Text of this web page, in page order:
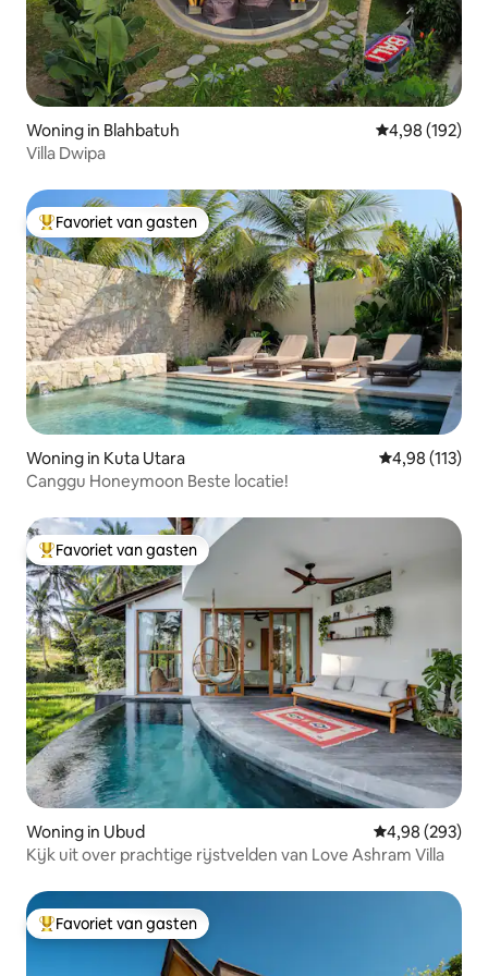
Woning in Blahbatuh Gemiddelde
4,98 (192)
Villa Dwipa
Topfavoriet van gasten
Favoriet van gasten
Woning in Kuta Utara Gemiddelde
4,98 (113)
Canggu Honeymoon Beste locatie!
Topfavoriet van gasten
Favoriet van gasten
Woning in Ubud Gemiddelde
4,98 (293)
Kijk uit over prachtige rijstvelden van Love Ashram Villa
Topfavoriet van gasten
Favoriet van gasten